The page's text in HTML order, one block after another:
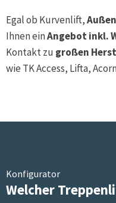
Egal ob Kurvenlift,
Ihnen einAngebot inkl.
Kontakt zu großen
wie TK Access, Lifta,
Konfigurator
Welcher